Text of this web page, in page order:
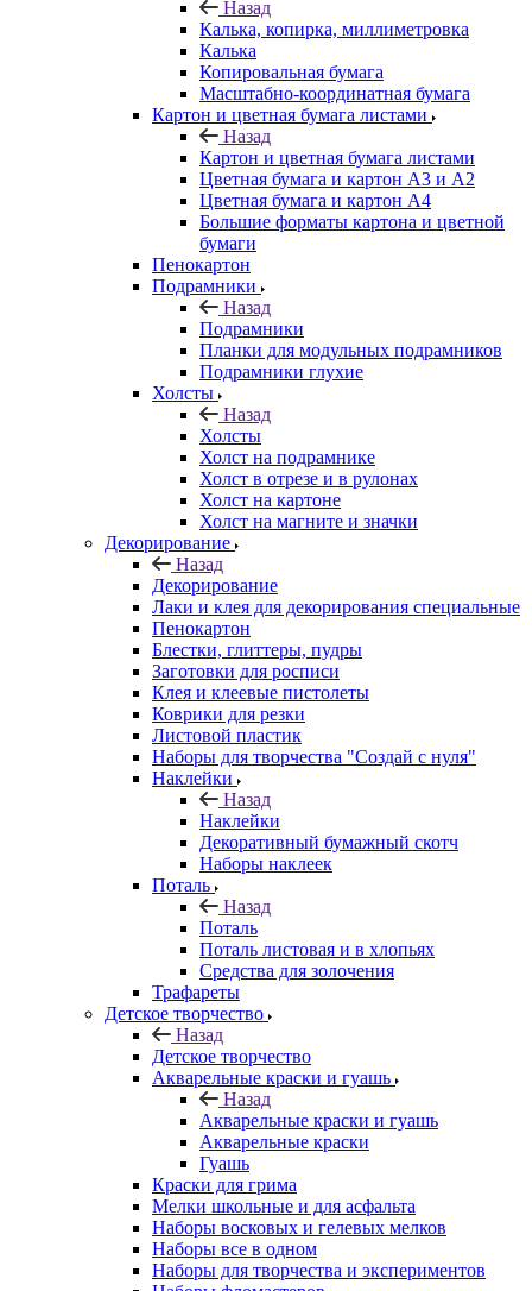
Назад
Калька, копирка, миллиметровка
Калька
Копировальная бумага
Масштабно-координатная бумага
Картон и цветная бумага листами
Назад
Картон и цветная бумага листами
Цветная бумага и картон А3 и А2
Цветная бумага и картон А4
Большие форматы картона и цветной
бумаги
Пенокартон
Подрамники
Назад
Подрамники
Планки для модульных подрамников
Подрамники глухие
Холсты
Назад
Холсты
Холст на подрамнике
Холст в отрезе и в рулонах
Холст на картоне
Холст на магните и значки
Декорирование
Назад
Декорирование
Лаки и клея для декорирования специальные
Пенокартон
Блестки, глиттеры, пудры
Заготовки для росписи
Клея и клеевые пистолеты
Коврики для резки
Листовой пластик
Наборы для творчества "Создай с нуля"
Наклейки
Назад
Наклейки
Декоративный бумажный скотч
Наборы наклеек
Поталь
Назад
Поталь
Поталь листовая и в хлопьях
Средства для золочения
Трафареты
Детское творчество
Назад
Детское творчество
Акварельные краски и гуашь
Назад
Акварельные краски и гуашь
Акварельные краски
Гуашь
Краски для грима
Мелки школьные и для асфальта
Наборы восковых и гелевых мелков
Наборы все в одном
Наборы для творчества и экспериментов